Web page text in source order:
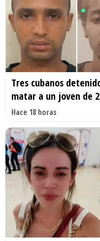
Tres cubanos
matar a un joven de
Hace 18 horas